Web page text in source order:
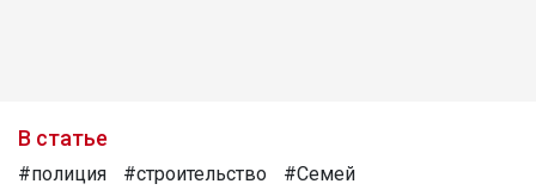
В статье
#полиция #строительство
#Семей